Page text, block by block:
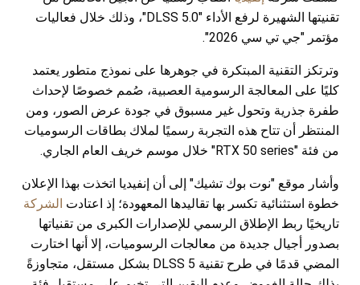
تقنيتها الشهيرة لرفع الأداء "DLSS 5.0"، وذلك خلال فعاليات
مؤتمر "جي تي سي 2026".
وترتكز التقنية المبتكرة في جوهرها على نموذج متطور يعتمد
كليًا على المعالجة الرسومية العصبية، صُمم خصوصًا لإحداث
طفرة جذرية وتحول غير مسبوق في جودة عرض الصور، ومن
المنتظر أن تتاح هذه التجربة رسميًا لملاك بطاقات الرسوميات
من فئة "RTX 50 series" خلال موسم خريف العام الجاري.
وأشار موقع "نوت بوك تشيك" إلى أن إنفيديا اتخذت بهذا الإعلان
خطوة استثنائية تكسر بها تقاليدها المعهودة؛ إذ اعتادت الشركة
تاريخيًا ربط الإطلاق الرسمي للإصدارات الكبرى من تقنياتها
بصدور أجيال جديدة من معالجات الرسوميات، إلا أنها اختارت
المضي قدمًا في طرح تقنية DLSS 5 بشكل مستقل، متجاوزةً